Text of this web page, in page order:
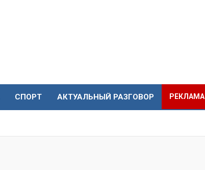
СПОРТ АКТУАЛЬНЫЙ РАЗГОВОР РЕКЛАМА